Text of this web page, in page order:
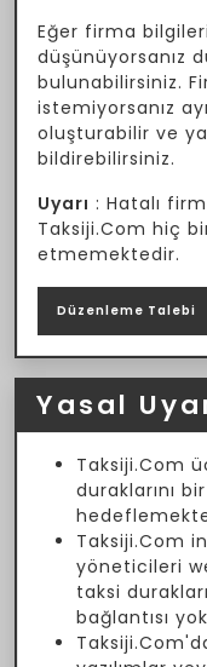
Eğer firma
düşünüyorsanız
bulunabilirsiniz.
istemiyorsanız
oluşturabilir ve
bildirebilirsiniz.
Uyarı : Hatalı
Taksiji.Com hiç
etmemektedir.
Düzenleme Talebi
Yasal
Taksiji.Com
duraklarını
Taksiji.Com
yöneticileri
taksi
bağlantısı